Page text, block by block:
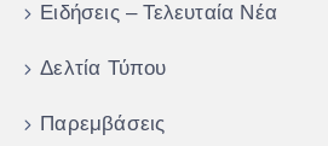
Ειδήσεις – Τελευταία Νέα
Δελτία Τύπου
Παρεμβάσεις